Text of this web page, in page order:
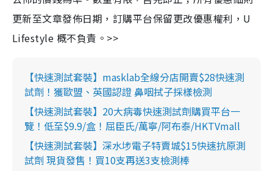
更新至文章發佈日期，訂購平台保留更改優惠權利，U
Lifestyle 概不負責。>>
【快速測試套裝】masklab全線分店開賣$28快速測
試劑！獲歐盟、英國認證 鼻咽拭子採樣檢測
【快速測試套裝】20大病毒快速測試劑購買平台一
覽！低至$9.9/盒！屈臣氏/萬寧/阿布泰/HKTVmall
【快速測試套裝】深水埗電子特賣城$15快速抗原測
試劑 現貨發售！買10支再送3支檢測棒